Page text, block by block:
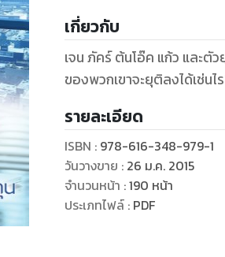
เกี่ยวกับ
เจน ภัคร์ ต้นโอ๊ค แก้ว และตั
ของพวกเขาจะยุติลงได้เช่นไ
รายละเอียด
ISBN : 978-616-348-979-1
วันวางขาย : 26 ม.ค. 2015
จำนวนหน้า :190 หน้า
ประเภทไฟล์: PDF